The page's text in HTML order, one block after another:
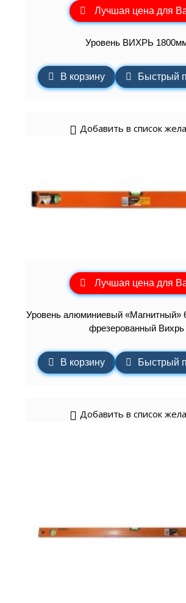
Лучшая цена для
Уровень ВИХРЬ
В корзину Быстрый
Добавить в список
Лучшая цена для
Уровень алюминиевый «Магнитный»
фрезерованный Вихрь
В корзину Быстрый
Добавить в список